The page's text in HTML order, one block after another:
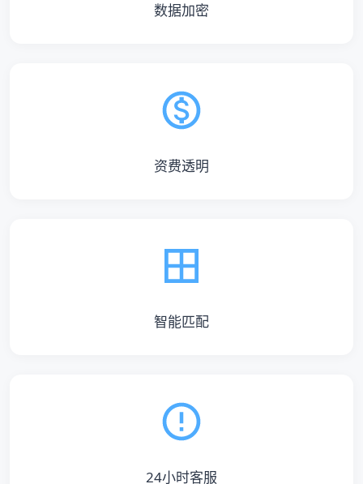
数据加密
资费透明
智能匹配
24小时客服